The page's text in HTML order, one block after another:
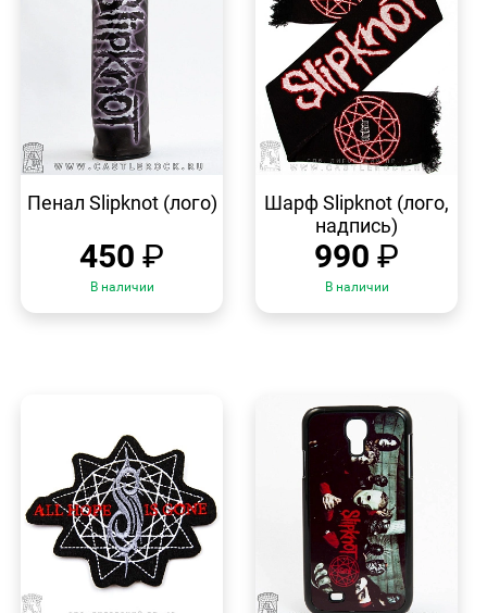
ПРОСМОТР
Пенал Slipknot (лого)
450 ₽
В наличии
ПРОСМОТР
Шарф Slipknot (лого,
надпись)
990 ₽
В наличии